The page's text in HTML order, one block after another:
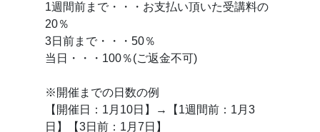
1週間前まで・・・お支払い頂いた受講料の
20％
3日前まで・・・50％
当日・・・100％(ご返金不可)
※開催までの日数の例
【開催日：1月10日】→【1週間前：1月3
日】【3日前：1月7日】